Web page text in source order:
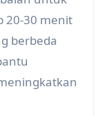
20-30 menit
berbeda